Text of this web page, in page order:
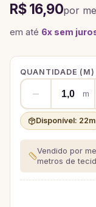
R$ 16,90por
em até 6x sem
QUANTIDADE ( M)
m
Disponível: 22m
Vendido por
metros de